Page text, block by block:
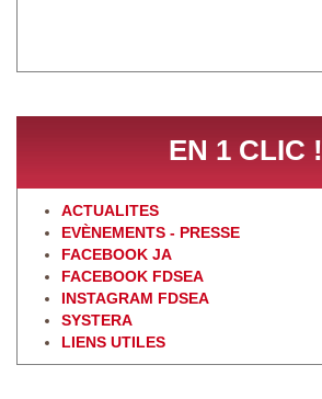
EN 1 CLIC !
ACTUALITES
EVÈNEMENTS - PRESSE
FACEBOOK JA
FACEBOOK FDSEA
INSTAGRAM FDSEA
SYSTERA
LIENS UTILES